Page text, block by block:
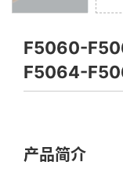
F5060-
F5064-
产品简介